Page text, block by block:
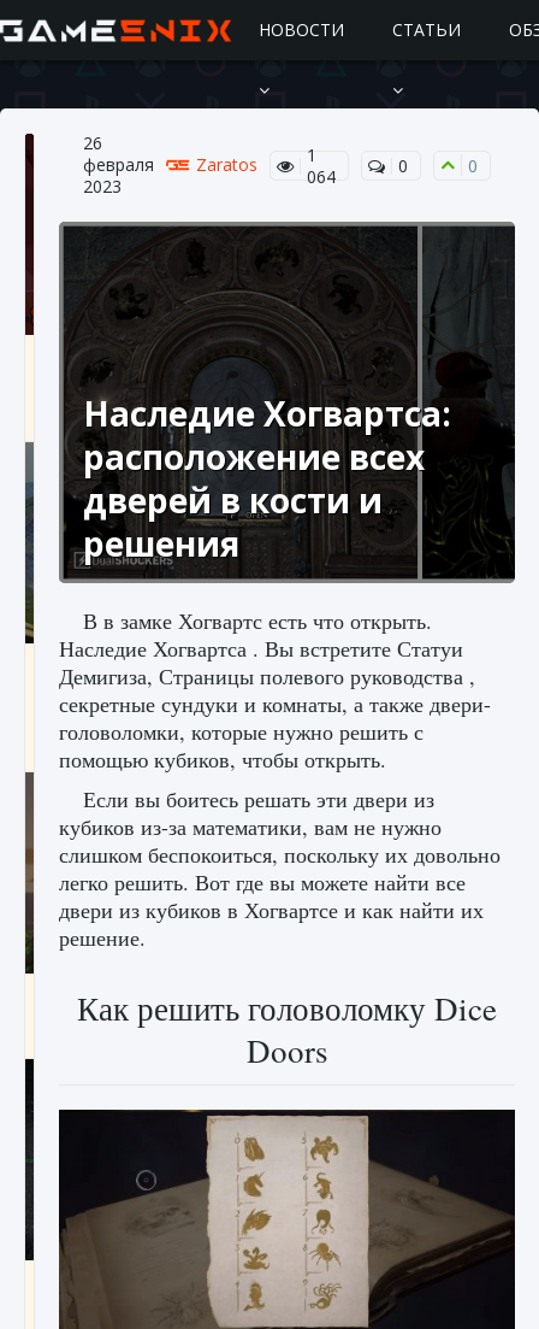
НОВОСТИ СТАТЬИ
Подробное руководство по получению
самоцветов Brawl Stars
10 августа 2024 2 685 0 1
Как исправить ошибку Palworld «Идет
сохранение мира — Невозможно начать
сохранение данных мира»
9 августа 2024 2 511 0 0
Как заработать медали лиги Clash of Clans
9 августа 2024
лицензии, лиги, команды и стадионы в EA
FC 25
26
февраля
2023
Zaratos
1
064
0 0
Наследие Хогвартса:
расположение всех
дверей в кости и
решения
В в замке Хогвартс есть что открыть.
Наследие Хогвартса . Вы встретите Статуи
Демигиза, Страницы полевого руководства ,
секретные сундуки и комнаты, а также двери-
головоломки, которые нужно решить с
помощью кубиков, чтобы открыть.
Если вы боитесь решать эти двери из
кубиков из-за математики, вам не нужно
слишком беспокоиться, поскольку их довольно
легко решить. Вот где вы можете найти все
двери из кубиков в Хогвартсе и как найти их
решение.
Как решить головоломку Dice
Doors